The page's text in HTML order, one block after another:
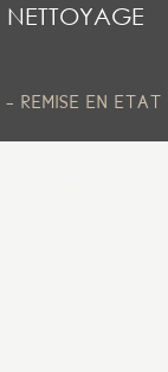
NETTOYAGE
- REMISE EN ETAT